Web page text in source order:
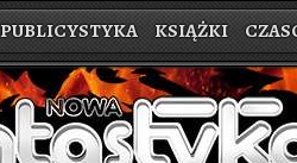
PUBLICYSTYKA KSIĄŻKI